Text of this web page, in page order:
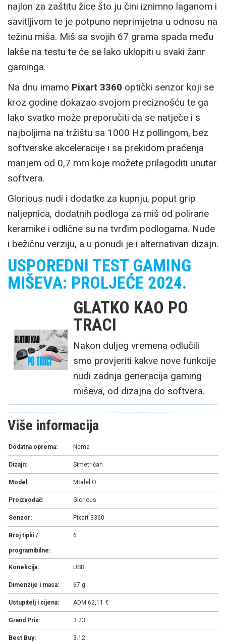
najlon za zaštitu žice što ju čini iznimno laganom i
savitljivom te je potpuno neprimjetna u odnosu na
težinu miša. Miš sa svojih 67 grama spada među
lakše na testu te će se lako uklopiti u svaki žanr
gaminga.
Na dnu imamo Pixart 3360 optički senzor koji se
kroz godine dokazao svojom preciznošću te ga
lako svatko može preporučiti da se natječe i s
najboljima na tržištu sa 1000 Hz pollingom, bez
softverske akceleracije i sa prekidom praćenja
manjem od 0,7 mm koje možete prilagoditi unutar
softvera.
Glorious nudi i dodatke za kupnju, poput grip
naljepnica, dodatnih podloga za miš od polirane
keramike i odlične su na tvrđim podlogama. Nude
i bežičnu verziju, a u ponudi je i alternativan dizajn.
USPOREDNI TEST GAMING
MIŠEVA: PROLJEĆE 2024.
GLATKO KAO PO
TRACI
Nakon duljeg vremena odlučili
smo provjeriti kakve nove funkcije
nudi zadnja generacija gaming
miševa, od dizajna do softvera.
Više informacija
Dodatna oprema: Nema
Dizajn: Simetričan
Model: Model O
Proizvođač: Glorious
Senzor: Pixart 3360
Broj tipki /
programibilne:
6
Konekcija: USB
Dimenzije i masa: 67 g
Ustupitelj i cijena: ADM 62,11 €
Grand Prix: 3.23
Best Buy: 3.12